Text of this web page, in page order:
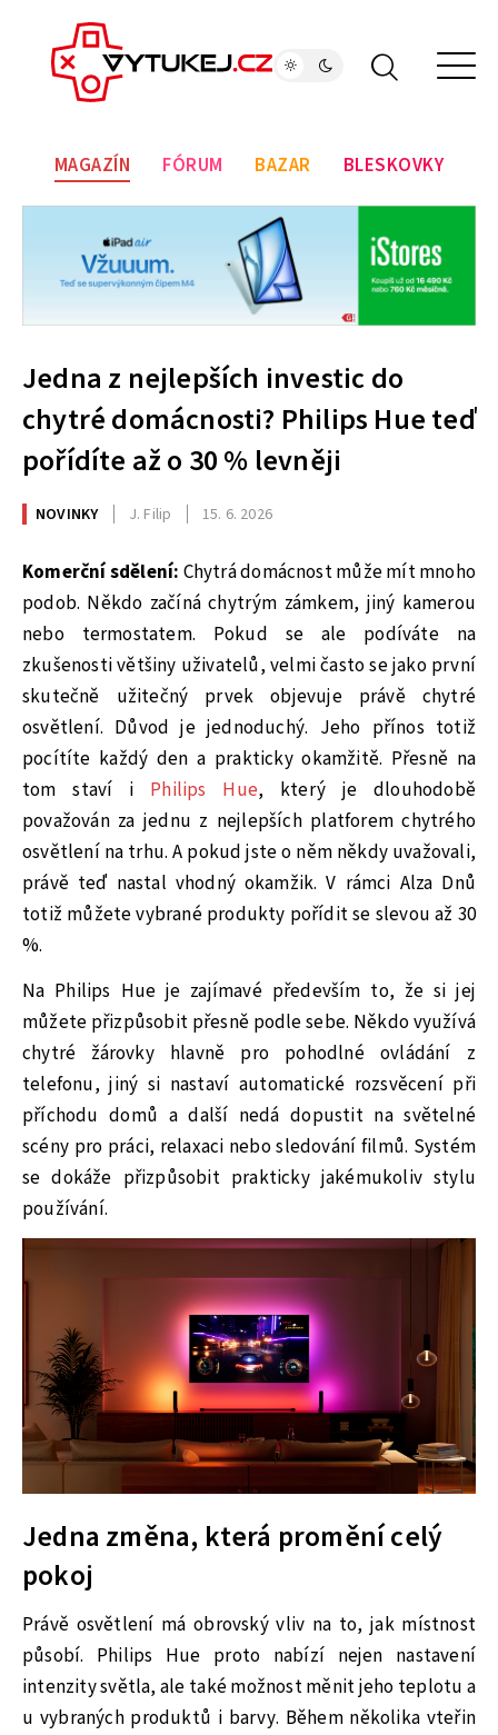
MAGAZÍN FÓRUM BAZAR BLESKOVKY
Jedna z nejlepších investic do
chytré domácnosti? Philips Hue teď
pořídíte až o 30 % levněji
NOVINKY J. Filip 15. 6. 2026
Komerční sdělení: Chytrá domácnost může mít mnoho
podob. Někdo začíná chytrým zámkem, jiný kamerou
nebo termostatem. Pokud se ale podíváte na
zkušenosti většiny uživatelů, velmi často se jako první
skutečně užitečný prvek objevuje právě chytré
osvětlení. Důvod je jednoduchý. Jeho přínos totiž
pocítíte každý den a prakticky okamžitě. Přesně na
tom staví i Philips Hue, který je dlouhodobě
považován za jednu z nejlepších platforem chytrého
osvětlení na trhu. A pokud jste o něm někdy uvažovali,
právě teď nastal vhodný okamžik. V rámci Alza Dnů
totiž můžete vybrané produkty pořídit se slevou až 30
%.
Na Philips Hue je zajímavé především to, že si jej
můžete přizpůsobit přesně podle sebe. Někdo využívá
chytré žárovky hlavně pro pohodlné ovládání z
telefonu, jiný si nastaví automatické rozsvěcení při
příchodu domů a další nedá dopustit na světelné
scény pro práci, relaxaci nebo sledování filmů. Systém
se dokáže přizpůsobit prakticky jakémukoliv stylu
používání.
Jedna změna, která promění celý
pokoj
Právě osvětlení má obrovský vliv na to, jak místnost
působí. Philips Hue proto nabízí nejen nastavení
intenzity světla, ale také možnost měnit jeho teplotu a
u vybraných produktů i barvy. Během několika vteřin